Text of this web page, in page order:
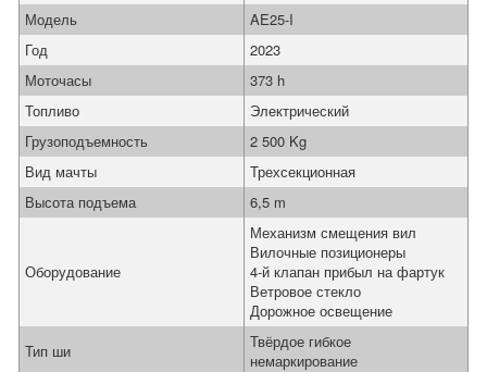
Модель
AE25-I
Год
2023
Моточасы
373 h
Топливо
Электрический
Грузоподъемность
2 500 Kg
Вид мачты
Трехсекционная
Высота подъема
6,5 m
Оборудование
Механизм смещения вил
Вилочные позиционеры
4-й клапан прибыл на фартук
Ветровое стекло
Дорожное освещение
Тип ши
Твёрдое гибкое
немаркирование